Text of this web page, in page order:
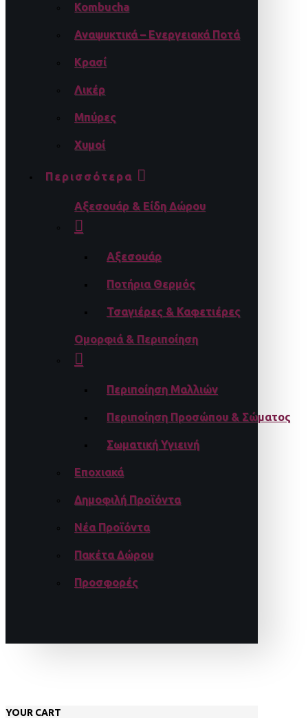
Kombucha
Αναψυκτικά – Ενεργειακά Ποτά
Κρασί
Λικέρ
Μπύρες
Χυμοί
Περισσότερα
Αξεσουάρ & Είδη Δώρου
Αξεσουάρ
Ποτήρια Θερμός
Τσαγιέρες & Καφετιέρες
Ομορφιά & Περιποίηση
Περιποίηση Μαλλιών
Περιποίηση Προσώπου & Σώματος
Σωματική Υγιεινή
Εποχιακά
Δημοφιλή Προϊόντα
Νέα Προϊόντα
Πακέτα Δώρου
Προσφορές
YOUR CART